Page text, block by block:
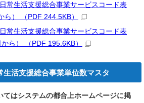
常生活支援総合事業サービスコード表
ら） （PDF 244.5KB）
常生活支援総合事業サービスコード表
ら） （PDF 195.6KB）
生活支援総合事業単位数マスタ
てはシステムの都合上ホームページに掲